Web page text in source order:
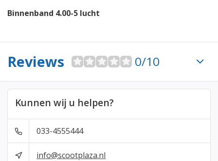
Binnenband 4.00-5 lucht
Reviews 0/10
Kunnen wij u helpen?
033-4555444
info@scootplaza.nl